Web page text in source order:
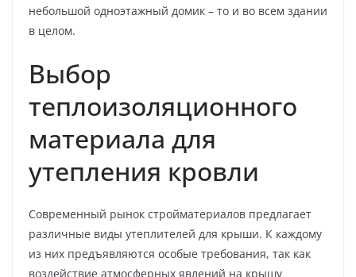
небольшой одноэтажный домик – то и во всем здании
в целом.
Выбор
теплоизоляционного
материала для
утепления кровли
Современный рынок стройматериалов предлагает
различные виды утеплителей для крыши. К каждому
из них предъявляются особые требования, так как
воздействие атмосферных явлений на крышу